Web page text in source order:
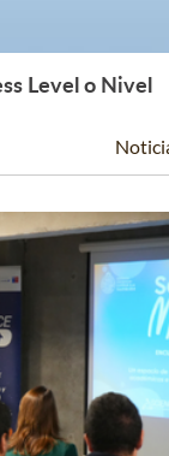
Leer Más +
Level o Nivel